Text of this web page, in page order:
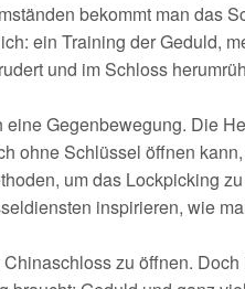
bekommt man das
ein Training der Geduld,
und im Schloss
Gegenbewegung. Die
ohne Schlüssel öffnen
um das Lockpicking
inspirieren, wie
zu öffnen.